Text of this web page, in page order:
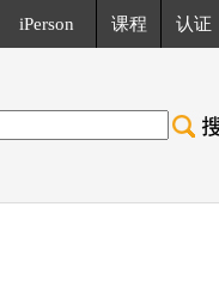
iPerson 课程 认证